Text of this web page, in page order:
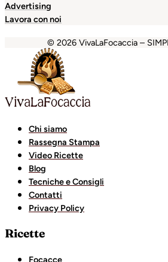
Advertising
Lavora con noi
© 2026 VivaLaFocaccia –
Holiganbet
Chi siamo
Rassegna Stampa
Video Ricette
Blog
Tecniche e Consigli
Contatti
Privacy Policy
Ricette
Focacce